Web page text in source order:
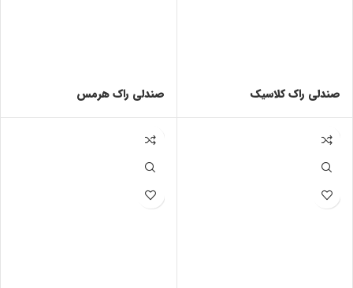
صندلی راک کلاسیک صندلی راک هرمس